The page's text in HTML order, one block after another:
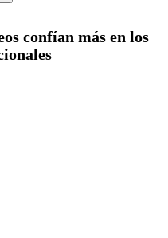
confían más en los